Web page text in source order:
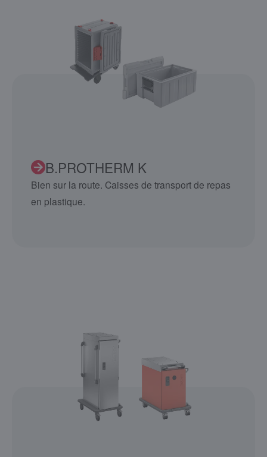
B.PROTHERM K
Bien sur la route. Caisses de transport de repas
en plastique.